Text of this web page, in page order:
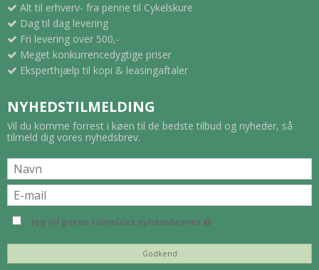
Alt til erhverv- fra penne til Cykelskure
Dag til dag levering
Fri levering over 500,-
Meget konkurrencedygtige priser
Eksperthjælp til kopi & leasingaftaler
NYHEDSTILMELDING
Vil du komme forrest i køen til de bedste tilbud og nyheder, så
tilmeld dig vores nyhedsbrev.
Jeg vil gerne tilmeldes nyhedsbrevet
Godkend